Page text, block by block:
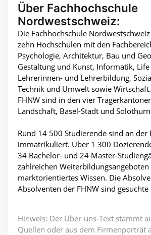
Über Fachhochschule
Nordwestschweiz:
Die Fachhochschule
zehn Hochschulen mit den
Psychologie, Architektur, Bau und
Gestaltung und Kunst, Informatik, Life
Lehrerinnen- und Lehrerbildung,
Technik und Umwelt sowie
FHNW sind in den vier
Landschaft, Basel-Stadt und
Rund 14 500 Studierende sind an der
immatrikuliert. Über 1 300
34 Bachelor- und 24 Master-
zahlreichen
marktorientiertes Wissen. Die
Absolventen der FHNW sind gesuchte
Hinweis: Der Über-uns-Text stammt
Quellen oder aus dem Firmenporträt